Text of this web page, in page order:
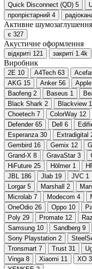
Quick Disconnect (QD) 5
пропрієтарний 4
Активне шумозаглушення
є 327
Акустичне оформлення
відкриті 121 закриті 1.4k
Виробник
2E 10 A4Tech 63
AKG 15 Anker 56 Apple
Baofeng 2 Baseus 1
Black Shark 2 Blackview
Choetech 7 ColorWay 12
Defender 65 Dell 6
Esperanza 30 Extradigital
Gembird 16 Gemix 12
Grand-X 8 GravaStar 3
HiFuture 25 Hölmer 1
JBL
186 Jlab 19 JVC 1
Lorgar 5 Marshall 2
Microlab 7 Modecom 4
OneOdio 26 Oppo 10
Poly 29 Promate 12
Samsung 10 Sandberg 9
Sony Playstation 2
Tronsmart 7 Trust 31
Vinga 8 Xiaomi 11 XO